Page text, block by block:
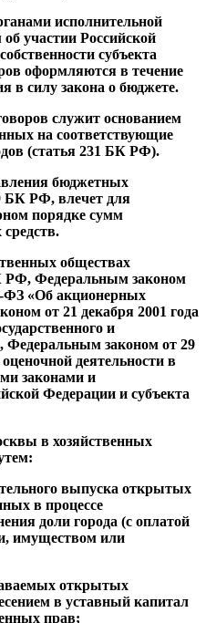
исполнительной
участии Российской
субъекта
оформляются в течение
в силу закона о бюджете.
служит основанием
на соответствующие
(статья 231 БК РФ).
бюджетных
БК РФ, влечет для
порядке сумм
обществах
РФ, Федеральным законом
ФЗ «Об акционерных
от 21 декабря 2001 года
и
Федеральным законом от 29
деятельности в
законами и
Федерации и субъекта
в хозяйственных
выпуска открытых
в процессе
доли города (с оплатой
имуществом или
открытых
в уставный капитал
прав;